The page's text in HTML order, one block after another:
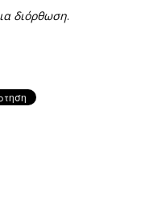
διόρθωση.